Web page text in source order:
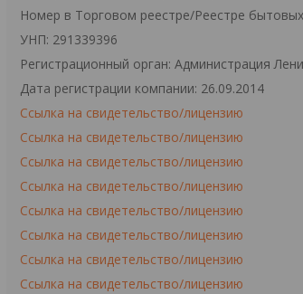
Номер в Торговом реестре/Реестре бытовых
УНП: 291339396
Регистрационный орган: Администрация
Дата регистрации компании: 26.09.2014
Ссылка на свидетельство/лицензию
Ссылка на свидетельство/лицензию
Ссылка на свидетельство/лицензию
Ссылка на свидетельство/лицензию
Ссылка на свидетельство/лицензию
Ссылка на свидетельство/лицензию
Ссылка на свидетельство/лицензию
Ссылка на свидетельство/лицензию